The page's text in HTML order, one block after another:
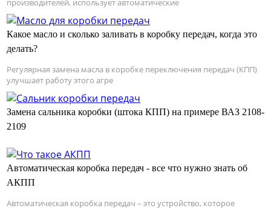
производителей, использует автоматические
Какое масло и сколько заливать в коробку передач, когда это
делать?
Регулярная замена масла в коробке переключения передач (КПП)
улучшает работу этого агре
Замена сальника коробки (штока КПП) на примере ВАЗ 2108-
2109
Автоматическая коробка передач - все что нужно знать об
АКПП
Автоматическая коробка передач – это устройство, которое